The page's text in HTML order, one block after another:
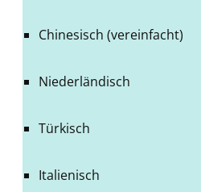
Chinesisch (vereinfacht)
Niederländisch
Türkisch
Italienisch